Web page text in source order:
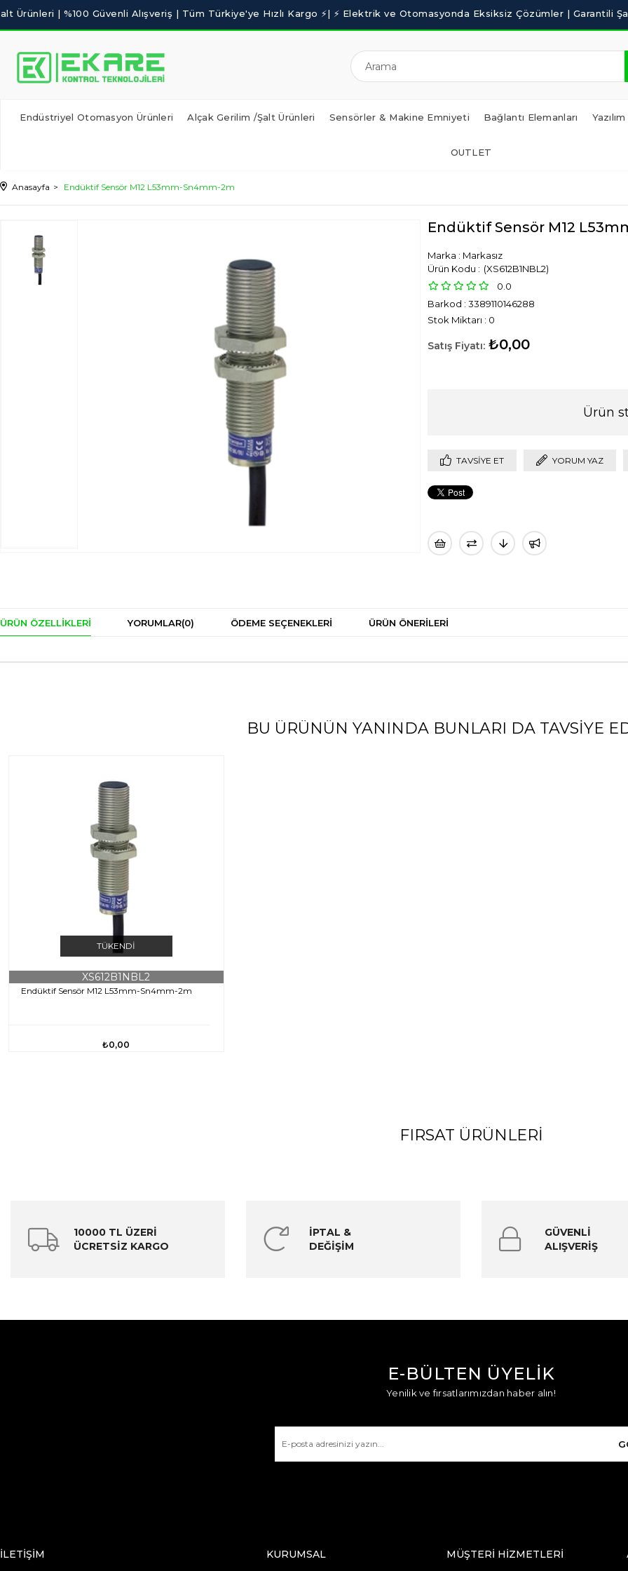
Endüstriyel Otomasyon Ürünleri Alçak Gerilim /Şalt Ürünleri Sensörler & Makine Emniyeti Bağlantı Elemanları
OUTLET
Anasayfa Endüktif Sensör M12 L53mm-Sn4mm-2m
Endüktif Sensör M12
Marka : Markasız
(XS612B1NBL2)
0.0
Barkod : 3389110146288
Stok Miktarı : 0
₺0,00
Ürün
TAVSIYE ET YORUM YAZ
ÜRÜN ÖZELLIKLERI YORUMLAR(0) ÖDEME SEÇENEKLERI ÜRÜN ÖNERILERI
BU ÜRÜNÜN YANINDA BUNLARI DA TAVSIYE
TÜKENDI
Endüktif Sensör M12 L53mm-Sn4mm-2m
XS612B1NBL2
₺0,00
FIRSAT ÜRÜNLERI
10000 TL ÜZERİ
ÜCRETSİZ KARGO
İPTAL &
DEĞİŞİM
GÜVENLİ
ALIŞVERİŞ
E-BÜLTEN ÜYELİK
Yenilik ve fırsatlarımızdan haber alın!
İLETİŞİM KURUMSAL MÜŞTERİ HİZMETLERİ